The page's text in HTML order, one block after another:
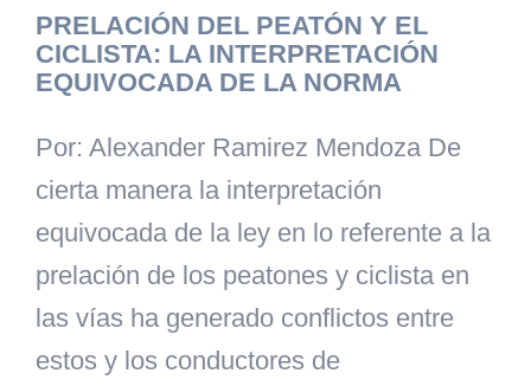
PRELACIÓN DEL PEATÓN Y EL
CICLISTA: LA INTERPRETACIÓN
EQUIVOCADA DE LA NORMA
Por: Alexander Ramirez Mendoza De
cierta manera la interpretación
equivocada de la ley en lo referente a la
prelación de los peatones y ciclista en
las vías ha generado conflictos entre
estos y los conductores de